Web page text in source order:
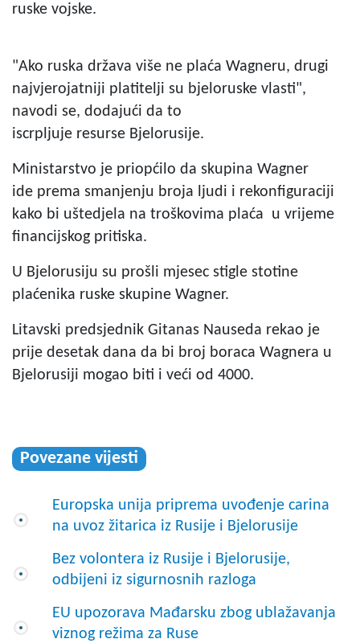
ruske vojske.
"Ako ruska država više ne plaća Wagneru, drugi
najvjerojatniji platitelji su bjeloruske vlasti",
navodi se, dodajući da to
iscrpljuje resurse Bjelorusije.
Ministarstvo je priopćilo da skupina Wagner
ide prema smanjenju broja ljudi i rekonfiguraciji
kako bi uštedjela na troškovima plaća u vrijeme
financijskog pritiska.
U Bjelorusiju su prošli mjesec stigle stotine
plaćenika ruske skupine Wagner.
Litavski predsjednik Gitanas Nauseda rekao je
prije desetak dana da bi broj boraca Wagnera u
Bjelorusiji mogao biti i veći od 4000.
Povezane vijesti
Europska unija priprema uvođenje carina
na uvoz žitarica iz Rusije i Bjelorusije
Bez volontera iz Rusije i Bjelorusije,
odbijeni iz sigurnosnih razloga
EU upozorava Mađarsku zbog ublažavanja
viznog režima za Ruse